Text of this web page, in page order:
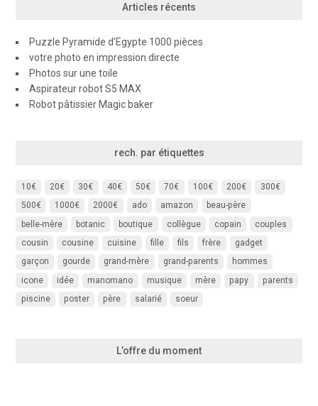
Articles récents
Puzzle Pyramide d’Egypte 1000 pièces
votre photo en impression directe
Photos sur une toile
Aspirateur robot S5 MAX
Robot pâtissier Magic baker
rech. par étiquettes
10€ 20€ 30€ 40€ 50€ 70€ 100€ 200€
300€
500€
1000€ 2000€ ado amazon
beau-père
belle-mère
botanic boutique collègue copain
couples
cousin
cousine cuisine fille fils frère
gadget
garçon
gourde grand-mère grand-parents
hommes
icone
idée manomano musique mère papy
parents
piscine
poster père salarié soeur
L’offre du moment